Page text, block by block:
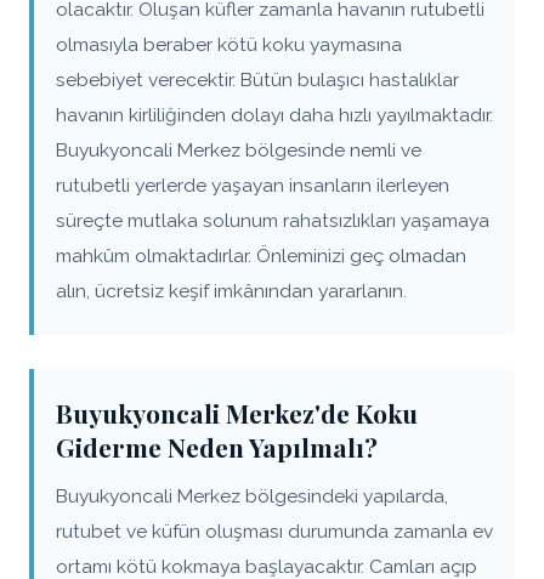
olacaktır. Oluşan küfler zamanla havanın rutubetli
olmasıyla beraber kötü koku yaymasına
sebebiyet verecektir. Bütün bulaşıcı hastalıklar
havanın kirliliğinden dolayı daha hızlı yayılmaktadır.
Buyukyoncali Merkez bölgesinde nemli ve
rutubetli yerlerde yaşayan insanların ilerleyen
süreçte mutlaka solunum rahatsızlıkları yaşamaya
mahkûm olmaktadırlar. Önleminizi geç olmadan
alın, ücretsiz keşif imkânından yararlanın.
Buyukyoncali Merkez'de Koku
Giderme Neden Yapılmalı?
Buyukyoncali Merkez bölgesindeki yapılarda,
rutubet ve küfün oluşması durumunda zamanla ev
ortamı kötü kokmaya başlayacaktır. Camları açıp